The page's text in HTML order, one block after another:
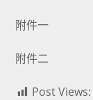
附件一
附件二
Post Views: